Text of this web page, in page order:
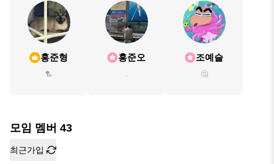
홍준형
🏸
홍준오
.
조예슬
🤔
모임 멤버 43
최근가입